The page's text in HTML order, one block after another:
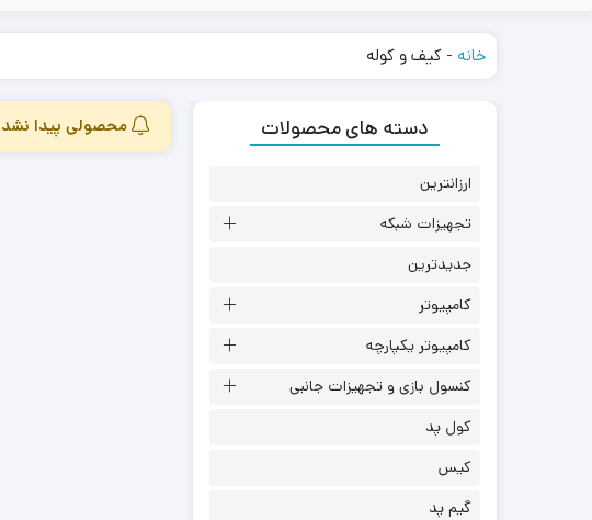
خانه - کیف و کوله
محصولی پیدا دسته های محصولات
ارزانترین
تجهیزات شبکه
جدیدترین
کامپیوتر
کامپیوتر یکپارچه
کنسول بازی و تجهیزات جانبی
کول پد
کیس
گیم پد